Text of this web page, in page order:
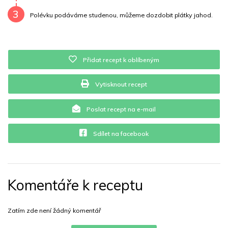
Vitamín E0.6 mg Vápník0 mg Železo0.9 mg
3 Polévku podáváme studenou, můžeme dozdobit plátky jahod.
Přidat recept k oblíbeným
Vytisknout recept
Poslat recept na e-mail
Sdílet na facebook
Komentáře k receptu
Zatím zde není žádný komentář